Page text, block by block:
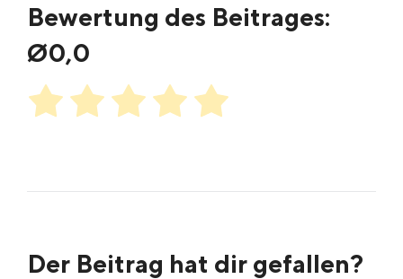
Bewertung des Beitrages:
Ø0,0
Der Beitrag hat dir gefallen?